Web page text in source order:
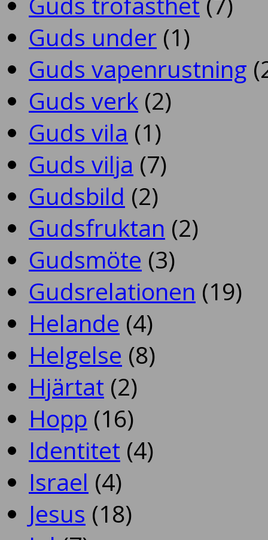
Guds under (1)
Guds vapenrustning
Guds verk (2)
Guds vila (1)
Guds vilja (7)
Gudsbild (2)
Gudsfruktan (2)
Gudsmöte (3)
Gudsrelationen (19)
Helande (4)
Helgelse (8)
Hjärtat (2)
Hopp (16)
Identitet (4)
Israel (4)
Jesus (18)